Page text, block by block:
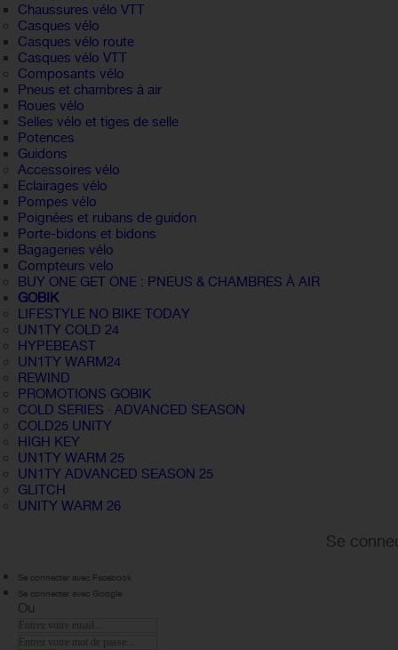
Chaussures vélo VTT
Casques vélo
Casques vélo route
Casques vélo VTT
Composants vélo
Pneus et chambres à air
Roues vélo
Selles vélo et tiges de selle
Potences
Guidons
Accessoires vélo
Eclairages vélo
Pompes vélo
Poignées et rubans de guidon
Porte-bidons et bidons
Bagageries vélo
Compteurs velo
BUY ONE GET ONE : PNEUS & CHAMBRES À AIR
GOBIK
LIFESTYLE NO BIKE TODAY
UN1TY COLD 24
HYPEBEAST
UN1TY WARM24
REWIND
PROMOTIONS GOBIK
COLD SERIES · ADVANCED SEASON
COLD25 UNITY
HIGH KEY
UN1TY WARM 25
UN1TY ADVANCED SEASON 25
GLITCH
UNITY WARM 26
Se
Se connecter avec Facebook
Se connecter avec Google
Ou